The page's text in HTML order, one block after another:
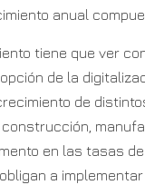
anual
tiene que ver
de la
de
en las tasas
a